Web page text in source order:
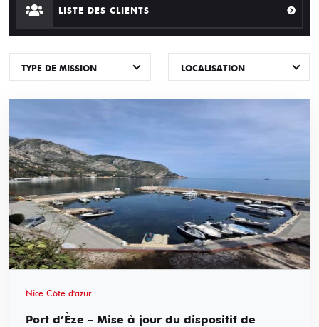
LISTE DES CLIENTS
TYPE DE MISSION LOCALISATION
Nice Côte d'azur
Port d’Èze – Mise à jour du dispositif de